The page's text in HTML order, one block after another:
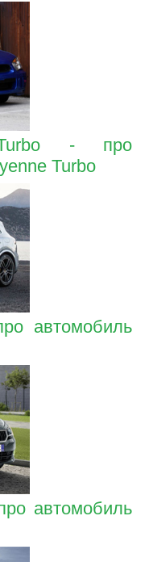
- про
Turbo
автомобиль
автомобиль